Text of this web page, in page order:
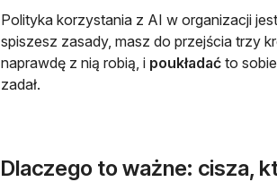
Polityka korzystania z AI w organizacji
spiszesz zasady, masz do przejścia trzy
naprawdę z nią robią, i poukładać to
zadał.
Dlaczego to ważne: cisza,